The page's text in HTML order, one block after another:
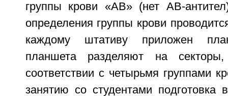
группы крови «AB» (нет AB-
определения группы крови
каждому штативу приложен
планшета разделяют на
соответствии с четырьмя группами
занятию со студентами подготовка